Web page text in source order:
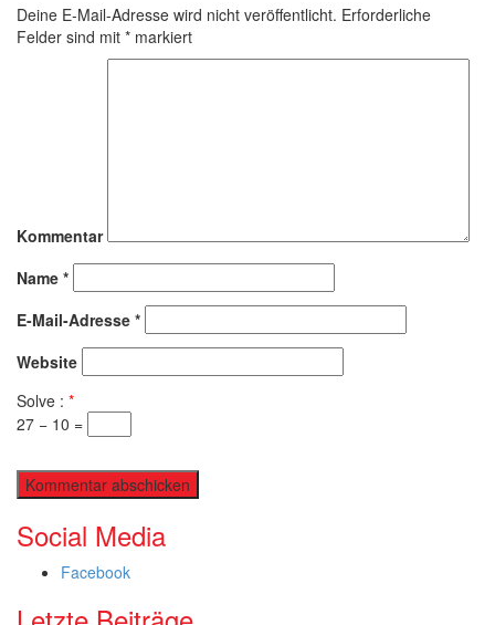
Deine E-Mail-Adresse wird nicht veröffentlicht. Erforderliche
Felder sind mit * markiert
Kommentar
Name *
E-Mail-Adresse *
Website
Solve : *
27 − 10 =
Social Media
Facebook